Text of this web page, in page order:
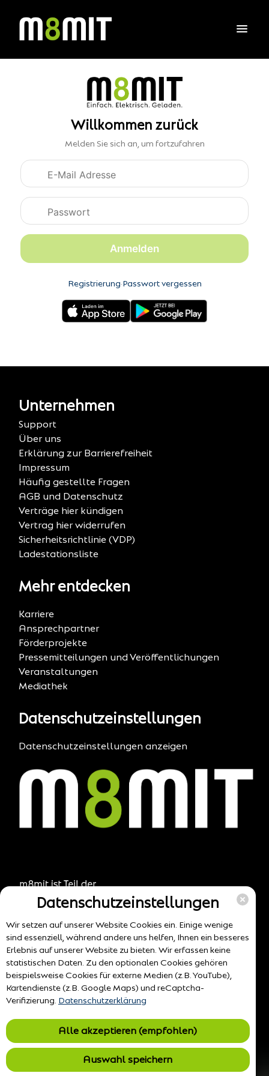
Willkommen zurück
Melden Sie sich an, um fortzufahren
Anmeldedaten
Anmelden
Registrierung·Passwort vergessen
Unternehmen
Support
Über uns
Erklärung zur Barrierefreiheit
Impressum
Häufig gestellte Fragen
AGB und Datenschutz
Verträge hier kündigen
Vertrag hier widerrufen
Sicherheitsrichtlinie (VDP)
Ladestationsliste
Mehr entdecken
Karriere
Ansprechpartner
Förderprojekte
Pressemitteilungen und Veröffentlichungen
Veranstaltungen
Mediathek
Datenschutzeinstellungen
Datenschutzeinstellungen anzeigen
Datenschutzeinstellungen
Wir setzen auf unserer Website Cookies ein. Einige wenige
sind essenziell, während andere uns helfen, Ihnen ein besseres
Erlebnis auf unserer Website zu bieten. Wir erfassen keine
statistischen Daten. Zu den optionalen Cookies gehören
beispielsweise Cookies für externe Medien (z.B. YouTube),
Kartendienste (z.B. Google Maps) und reCaptcha-
Verifizierung. Datenschutzerklärung
Alle akzeptieren (empfohlen)
Auswahl speichern